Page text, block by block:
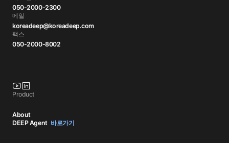
050-2000-2300
메일
koreadeep@koreadeep.com
팩스
050-2000-8002
Product
About
DEEP Agent 바로가기